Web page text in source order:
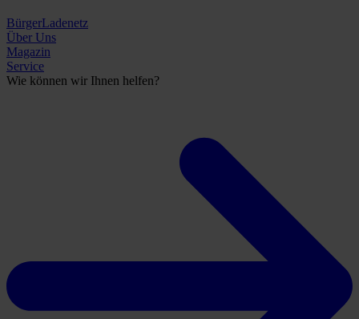
BürgerLadenetz
Über Uns
Magazin
Service
Wie können wir Ihnen helfen?